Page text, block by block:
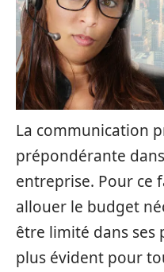
La communication
prépondérante
entreprise. Pour ce
allouer le budget
être limité dans ses
plus évident pour